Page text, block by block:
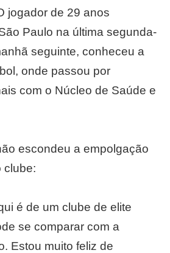
jogador de 29 anos
Paulo na última segunda-
seguinte, conheceu a
onde passou por
com o Núcleo de Saúde e
escondeu a empolgação
clube:
é de um clube de elite
se comparar com a
Estou muito feliz de